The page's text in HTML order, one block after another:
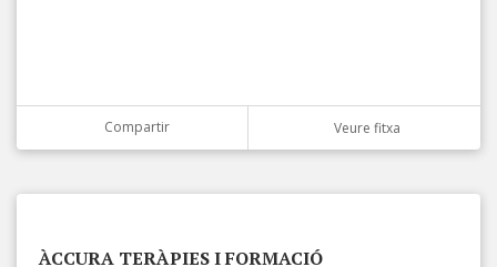
Compartir Veure fitxa
ÀCCURA TERÀPIES I FORMACIÓ